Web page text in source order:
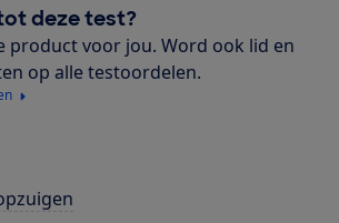
deze test?
product voor jou. Word ook lid en
op alle testoordelen.